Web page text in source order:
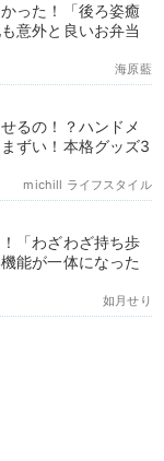
った！「後ろ姿癒
意外と良いお弁当
海原藍
るの！？ハンドメ
ずい！本格グッズ3
michill ライフスタイル
「わざわざ持ち歩
能が一体になった
如月せり